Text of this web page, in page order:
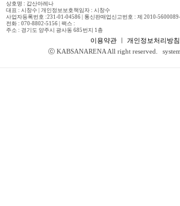
상호명 : 갑산아레나
대표 : 시창수 | 개인정보보호책임자 : 시창수
사업자등록번호 :231-01-04586 | 통신판매업신고번호 : 제 2010-
전화 : 070-8802-5156 | 팩스 :
주소 : 경기도 양주시 광사동 685번지 1층
이용약관ㅣ 개인정보처리방침
ⓒ KABSANARENA All right reserved.